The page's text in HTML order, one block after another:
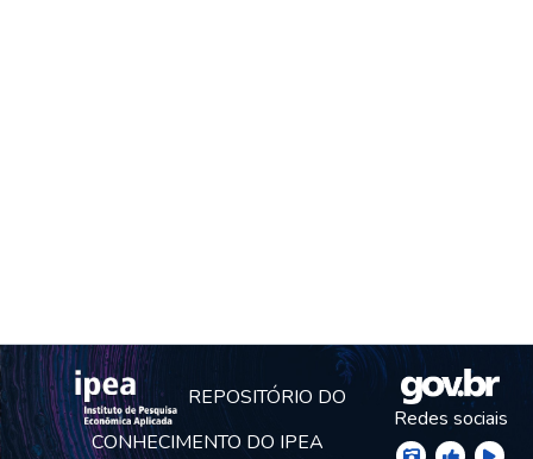
REPOSITÓRIO DO
CONHECIMENTO DO IPEA
Redes sociais